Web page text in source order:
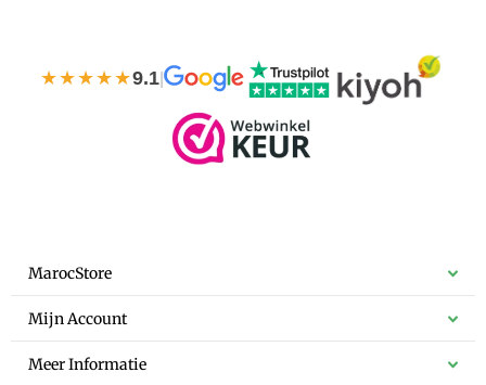
★★★★★9.1 |
MarocStore
Mijn Account
Meer Informatie